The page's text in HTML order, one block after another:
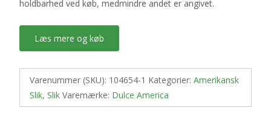
holdbarhed ved køb, medmindre andet er angivet.
Læs mere og køb
Varenummer (SKU): 104654-1 Kategorier: Amerikansk
Slik, Slik Varemærke: Dulce America